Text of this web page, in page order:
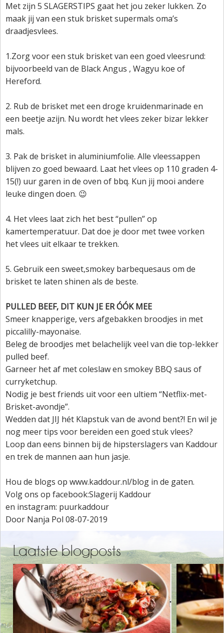
Met zijn 5 SLAGERSTIPS gaat het jou zeker lukken. Zo
maak jij van een stuk brisket supermals oma’s
draadjesvlees.
1.Zorg voor een stuk brisket van een goed vleesrund:
bijvoorbeeld van de Black Angus , Wagyu koe of
Hereford.
2. Rub de brisket met een droge kruidenmarinade en
een beetje azijn. Nu wordt het vlees zeker bizar lekker
mals.
3. Pak de brisket in aluminiumfolie. Alle vleessappen
blijven zo goed bewaard. Laat het vlees op 110 graden 4-
15(!) uur garen in de oven of bbq. Kun jij mooi andere
leuke dingen doen. 😉
4. Het vlees laat zich het best “pullen” op
kamertemperatuur. Dat doe je door met twee vorken
het vlees uit elkaar te trekken.
5. Gebruik een sweet,smokey barbequesaus om de
brisket te laten shinen als de beste.
PULLED BEEF, DIT KUN JE ER ÓÓK MEE
Smeer knapperige, vers afgebakken broodjes in met
piccalilly-mayonaise.
Beleg de broodjes met belachelijk veel van die top-lekker
pulled beef.
Garneer het af met coleslaw en smokey BBQ saus of
curryketchup.
Nodig je best friends uit voor een ultiem “Netflix-met-
Brisket-avondje”.
Wedden dat JIJ hét Klapstuk van de avond bent?! En wil je
nog meer tips voor bereiden een goed stuk vlees?
Loop dan eens binnen bij de hipsterslagers van Kaddour
en trek de mannen aan hun jasje.
Hou de blogs op www.kaddour.nl/blog in de gaten.
Volg ons op facebook:Slagerij Kaddour
en instagram: puurkaddour
Door Nanja Pol 08-07-2019
Laatste blogposts